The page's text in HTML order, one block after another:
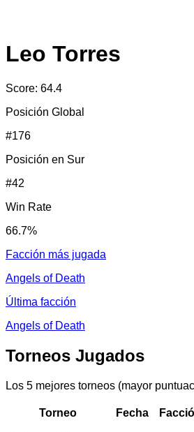
Leo Torres
Score: 64.4
Posición Global
#176
Posición en Sur
#42
Win Rate
66.7%
Facción más jugada
Angels of Death
Última facción
Angels of Death
Torneos Jugados
Los 5 mejores torneos (mayor
Torneo Fecha